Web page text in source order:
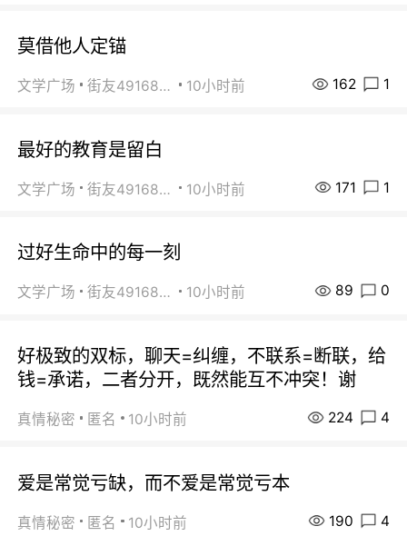
莫借他人定锚
文学广场 街友49168527 10小时前 162 1
最好的教育是留白
文学广场 街友49168527 10小时前 171 1
过好生命中的每一刻
文学广场 街友49168527 10小时前 89 0
好极致的双标，聊天=纠缠，不联系=断联，给
钱=承诺，二者分开，既然能互不冲突！谢
真情秘密 匿名 10小时前 224 4
爱是常觉亏缺，而不爱是常觉亏本
真情秘密 匿名 10小时前 190 4